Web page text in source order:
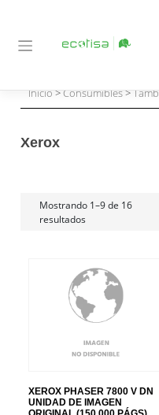
Inicio>Consumibles>
Xerox
Mostrando 1–9 de 16
resultados
XEROX PHASER 7800 V DN
UNIDAD DE IMAGEN